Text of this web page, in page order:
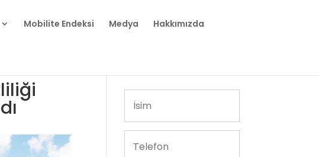
Mobilite Endeksi Medya Hakkımızda